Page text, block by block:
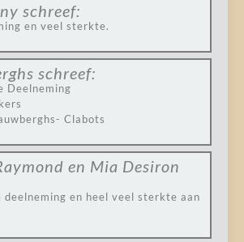
schreef:
en veel sterkte.
schreef:
Deelneming
Clabots
en Mia Desiron
deelneming en heel veel sterkte aan